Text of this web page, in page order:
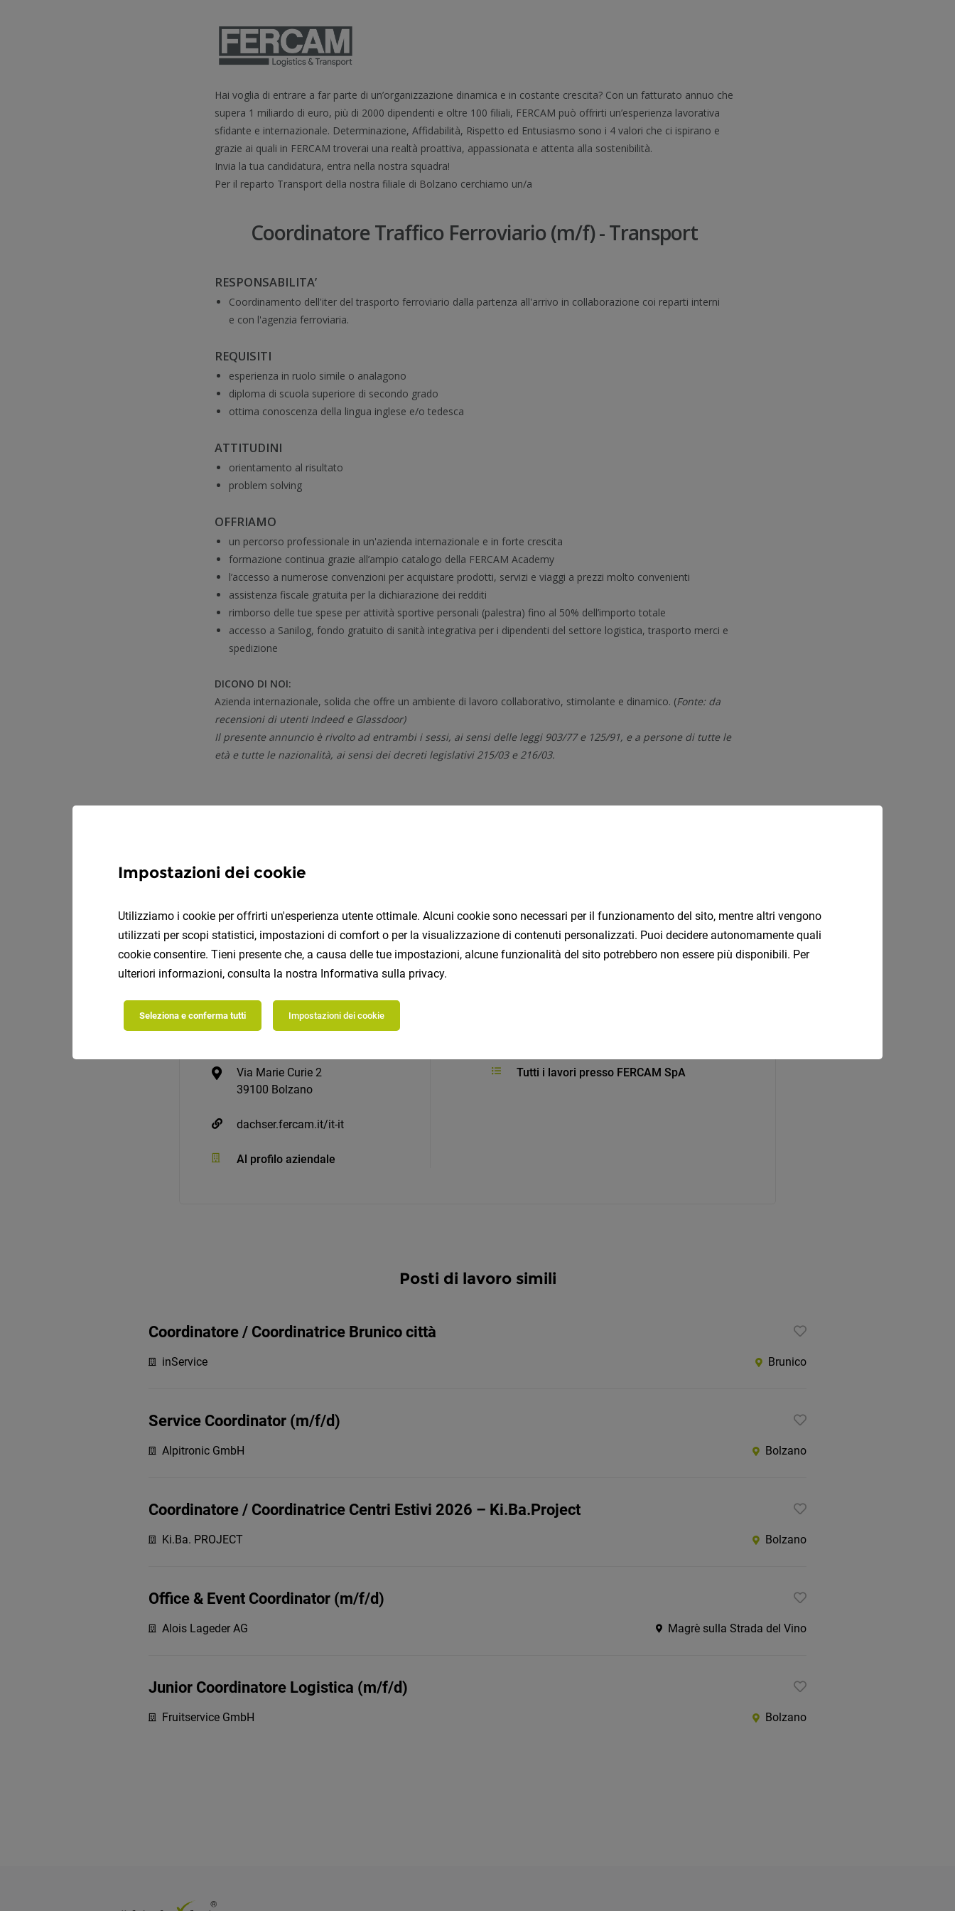
Via Marie Curie 2
39100 Bolzano
dachser.fercam.it/it-it
Al profilo aziendale
Tutti i lavori presso FERCAM SpA
Posti di lavoro simili
Coordinatore / Coordinatrice Brunico città
inService Brunico
Service Coordinator (m/f/d)
Alpitronic GmbH Bolzano
Coordinatore / Coordinatrice Centri Estivi 2026 – Ki.Ba.Project
Ki.Ba. PROJECT Bolzano
Office & Event Coordinator (m/f/d)
Alois Lageder AG Magrè sulla Strada del Vino
Junior Coordinatore Logistica (m/f/d)
Fruitservice GmbH Bolzano
Impostazioni dei cookie
Utilizziamo i cookie per offrirti un'esperienza utente ottimale. Alcuni cookie sono necessari per il funzionamento del sito, mentre altri vengono
utilizzati per scopi statistici, impostazioni di comfort o per la visualizzazione di contenuti personalizzati. Puoi decidere autonomamente quali
cookie consentire. Tieni presente che, a causa delle tue impostazioni, alcune funzionalità del sito potrebbero non essere più disponibili. Per
ulteriori informazioni, consulta la nostra Informativa sulla privacy.
Seleziona e conferma tutti Impostazioni dei cookie